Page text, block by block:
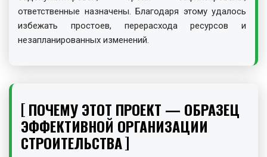
ответственные назначены. Благодаря этому удалось
избежать простоев, перерасхода ресурсов и
незапланированных изменений.
ПОЧЕМУ ЭТОТ ПРОЕКТ — ОБРАЗЕЦ
ЭФФЕКТИВНОЙ ОРГАНИЗАЦИИ
СТРОИТЕЛЬСТВА